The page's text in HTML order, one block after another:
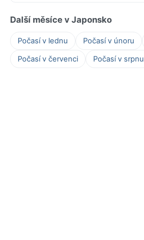
Další měsíce v Japonsko
Počasí v lednu Počasí v únoru
Počasí v červenci
Počasí v srpnu